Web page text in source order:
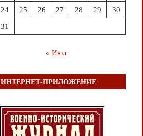
24 25 26 27 28 29 30
31
« Июл
ИНТЕРНЕТ-ПРИЛОЖЕНИЕ